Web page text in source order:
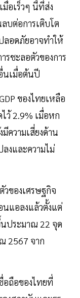
อเร็วๆ นี้ที่ส่ง
บต่อการเติบโต
ลอดภัยอาจทำให้
รชะลอตัวของการ
นเมื่อต้นปี
ของไทยเหลือ
ว้ 2.9% เมื่อหก
ความเสี่ยงด้าน
งและความไม่
ของเศรษฐกิจ
นแอลงแล้วตั้งแต่
ประมาณ 22 จุด
2567 จาก
อถือของไทยที่